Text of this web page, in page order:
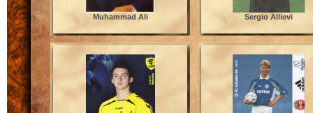
Muhammad Ali Sergio Allievi